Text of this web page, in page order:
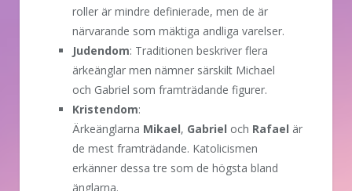
roller är mindre definierade, men de är
närvarande som mäktiga andliga varelser.
Judendom: Traditionen beskriver flera
ärkeänglar men nämner särskilt Michael
och Gabriel som framträdande figurer.
Kristendom:
Ärkeänglarna Mikael, Gabriel och Rafael är
de mest framträdande. Katolicismen
erkänner dessa tre som de högsta bland
änglarna.